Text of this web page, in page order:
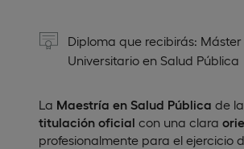
Diploma que recibirás: Máster
Universitario en Salud Pública
La Maestría en Salud Pública de
titulación oficial con una clara
profesionalmente para el ejercicio